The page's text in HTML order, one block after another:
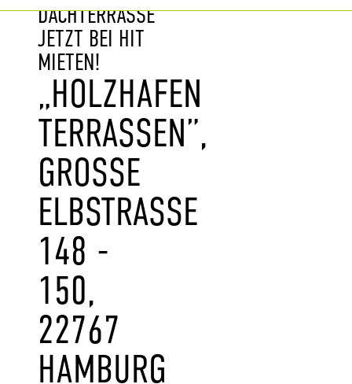
DACHTERRASSE
JETZT BEI HIT
MIETEN!
„HOLZHAFEN
TERRASSEN”,
GROSSE E
LBSTRASSE 14
8 - 15
0, 22
767 HA
MBURG AL